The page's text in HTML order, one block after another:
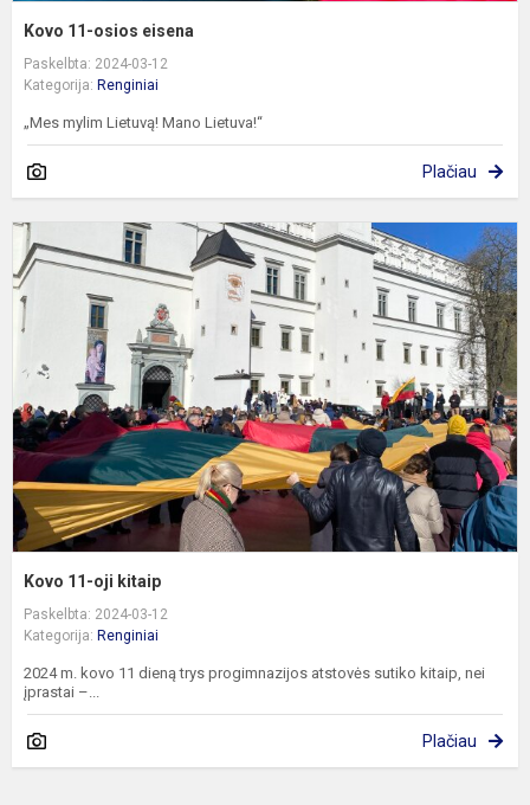
Kovo 11-osios eisena
Paskelbta: 2024-03-12
Kategorija: Renginiai
„Mes mylim Lietuvą! Mano Lietuva!“
Plačiau
Kovo 11-oji kitaip
Paskelbta: 2024-03-12
Kategorija: Renginiai
2024 m. kovo 11 dieną trys progimnazijos atstovės sutiko kitaip, nei
įprastai –...
Plačiau